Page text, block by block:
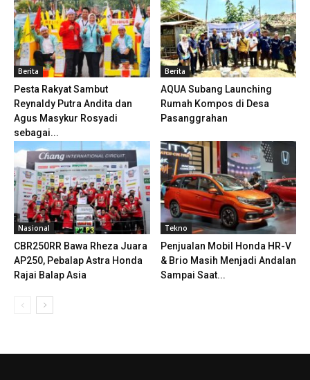
Berita
Pesta Rakyat Sambut
Reynaldy Putra Andita dan
Agus Masykur Rosyadi
sebagai...
Berita
AQUA Subang Launching
Rumah Kompos di Desa
Pasanggrahan
Nasional
CBR250RR Bawa Rheza Juara
AP250, Pebalap Astra Honda
Rajai Balap Asia
Tekno
Penjualan Mobil Honda HR-V
& Brio Masih Menjadi Andalan
Sampai Saat...